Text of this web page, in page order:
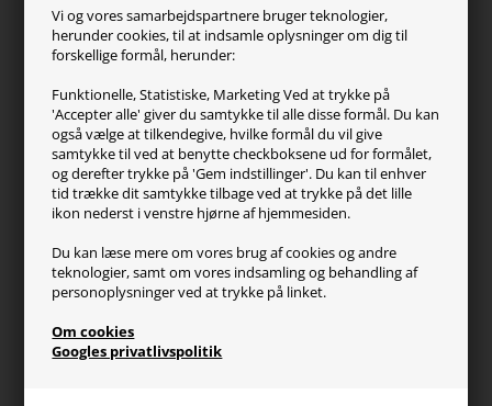
Vi og vores samarbejdspartnere bruger teknologier,
herunder cookies, til at indsamle oplysninger om dig til
forskellige formål, herunder:
Funktionelle, Statistiske, Marketing Ved at trykke på
'Accepter alle' giver du samtykke til alle disse formål. Du kan
også vælge at tilkendegive, hvilke formål du vil give
samtykke til ved at benytte checkboksene ud for formålet,
og derefter trykke på 'Gem indstillinger'. Du kan til enhver
tid trække dit samtykke tilbage ved at trykke på det lille
ikon nederst i venstre hjørne af hjemmesiden.
Du kan læse mere om vores brug af cookies og andre
teknologier, samt om vores indsamling og behandling af
personoplysninger ved at trykke på linket.
Om cookies
Googles privatlivspolitik
ZOWIE
Turtle Beach
Kundeservice
Kontakt os
FAQ
Handelsvilkår
Reklamation
Generel info
Om os
Fragt og levering